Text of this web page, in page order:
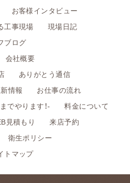
お客様インタビュー
工事現場
現場日記
ブログ
会社概要
ありがとう通信
情報
お仕事の流れ
でやります！-
料金について
見積もり
来店予約
衛生ポリシー
トマップ